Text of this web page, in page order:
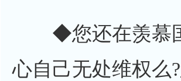
◆您还在羡慕国
心自己无处维权么